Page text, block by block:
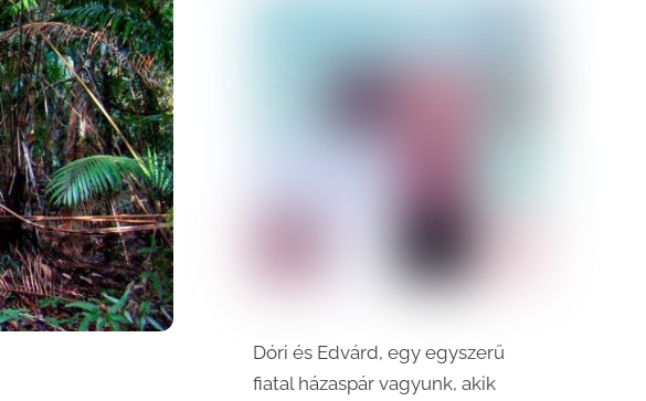
Dóri és Edvárd, egy egyszerű
fiatal házaspár vagyunk, akik